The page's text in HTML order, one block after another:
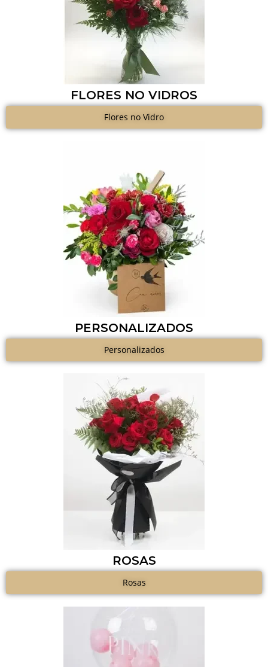
FLORES NO VIDROS
Flores no Vidro
PERSONALIZADOS
Personalizados
ROSAS
Rosas